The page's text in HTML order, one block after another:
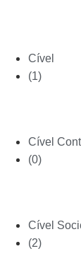
Cível
(1)
Cível
(0)
Cível
(2)